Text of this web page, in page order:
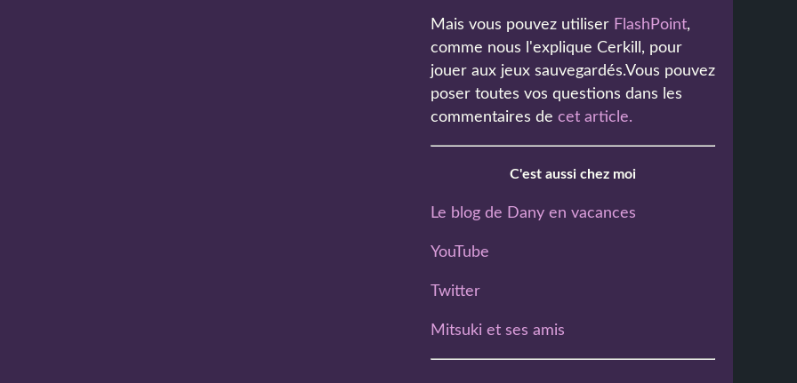
Mais vous pouvez utiliser FlashPoint,
comme nous l'explique Cerkill, pour
jouer aux jeux sauvegardés.Vous pouvez
poser toutes vos questions dans les
commentaires de cet article.
C'est aussi chez moi
Le blog de Dany en vacances
YouTube
Twitter
Mitsuki et ses amis